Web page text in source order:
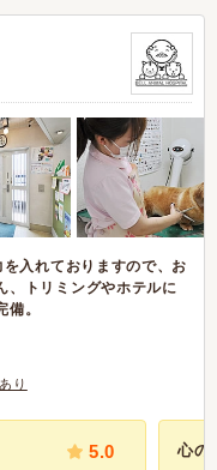
入れておりますので、お
、トリミングやホテルに
。
り
5.0 心の